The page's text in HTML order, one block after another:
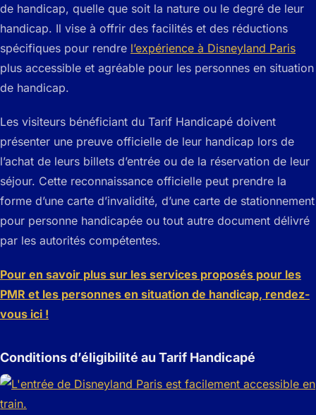
de handicap, quelle que soit la nature ou le degré de leur
handicap. Il vise à offrir des facilités et des réductions
spécifiques pour rendre l’expérience à Disneyland Paris
plus accessible et agréable pour les personnes en situation
de handicap.
Les visiteurs bénéficiant du Tarif Handicapé doivent
présenter une preuve officielle de leur handicap lors de
l’achat de leurs billets d’entrée ou de la réservation de leur
séjour. Cette reconnaissance officielle peut prendre la
forme d’une carte d’invalidité, d’une carte de stationnement
pour personne handicapée ou tout autre document délivré
par les autorités compétentes.
Pour en savoir plus sur les services proposés pour les
PMR et les personnes en situation de handicap, rendez-
vous ici !
Conditions d’éligibilité au Tarif Handicapé